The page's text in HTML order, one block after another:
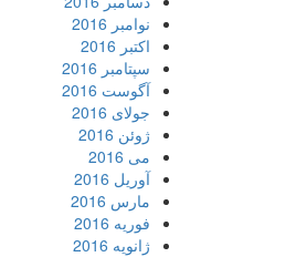
نوامبر 2016
اکتبر 2016
سپتامبر 2016
آگوست 2016
جولای 2016
ژوئن 2016
می 2016
آوریل 2016
مارس 2016
فوریه 2016
ژانویه 2016